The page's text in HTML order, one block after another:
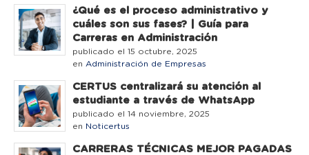
¿Qué es el proceso administrativo y
cuáles son sus fases? | Guía para
Carreras en Administración
publicado el 15 octubre, 2025
en Administración de Empresas
CERTUS centralizará su atención al
estudiante a través de WhatsApp
publicado el 14 noviembre, 2025
en Noticertus
CARRERAS TÉCNICAS MEJOR PAGADAS